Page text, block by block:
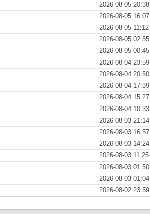
2026-08-05 20:38
2026-08-05 16:07
2026-08-05 11:12
2026-08-05 02:55
2026-08-05 00:45
2026-08-04 23:59
2026-08-04 20:50
2026-08-04 17:39
2026-08-04 15:27
2026-08-04 10:33
2026-08-03 21:14
2026-08-03 16:57
2026-08-03 14:24
2026-08-03 11:25
2026-08-03 01:50
2026-08-03 01:04
2026-08-02 23:59